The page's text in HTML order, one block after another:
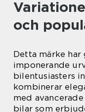
och
Detta märke har
imponerande
bilentusiasters
kombinerar
med
bilar som